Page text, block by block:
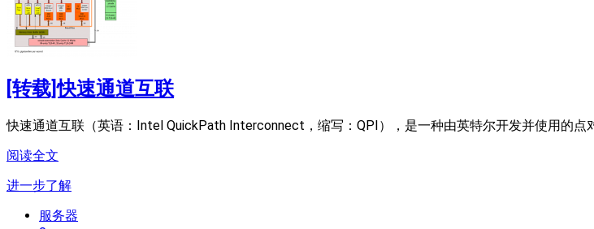
[转载]快速通道互联
快速通道互联（英语： Intel QuickPath Interconnect ，缩写：QPI），是一种由英特尔开发并使用的
阅读全文
进一步了解
服务器